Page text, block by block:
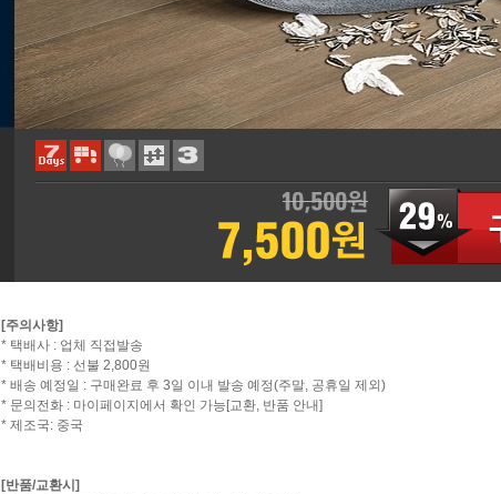
[주의사항]
* 택배사 : 업체 직접발송
* 택배비용 : 선불 2,800원
* 배송 예정일 : 구매완료 후 3일 이내 발송 예정(주말, 공휴일 제외)
* 문의전화 : 마이페이지에서 확인 가능[교환, 반품 안내]
* 제조국: 중국
[반품/교환시]